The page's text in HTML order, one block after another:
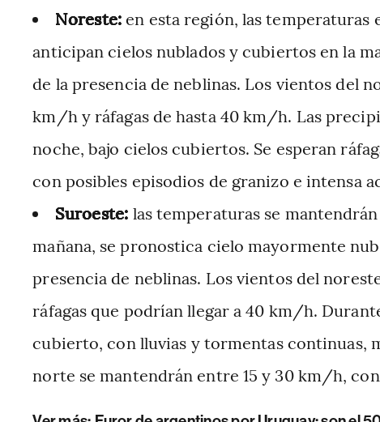
Noreste:en esta región, las temperaturas
anticipan cielos nublados y cubiertos en la
de la presencia de neblinas. Los vientos del
km/h y ráfagas de hasta 40 km/h. Las
noche, bajo cielos cubiertos. Se esperan
con posibles episodios de granizo e intensa
Suroeste: las temperaturas se mantendrán
mañana, se pronostica cielo mayormente
presencia de neblinas. Los vientos del
ráfagas que podrían llegar a 40 km/h.
cubierto, con lluvias y tormentas continuas,
norte se mantendrán entre 15 y 30 km/h,